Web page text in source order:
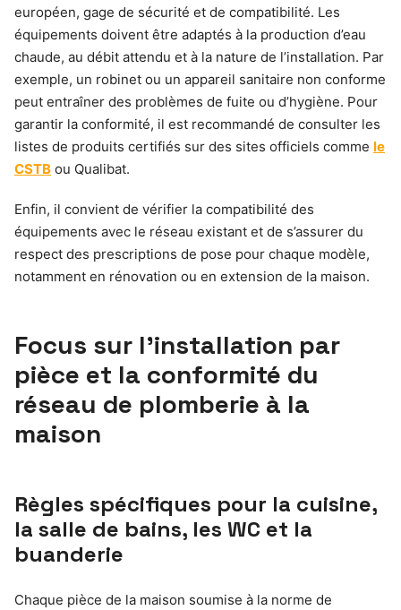
européen, gage de sécurité et de compatibilité. Les
équipements doivent être adaptés à la production d’eau
chaude, au débit attendu et à la nature de l’installation. Par
exemple, un robinet ou un appareil sanitaire non conforme
peut entraîner des problèmes de fuite ou d’hygiène. Pour
garantir la conformité, il est recommandé de consulter les
listes de produits certifiés sur des sites officiels comme le
CSTB ou Qualibat.
Enfin, il convient de vérifier la compatibilité des
équipements avec le réseau existant et de s’assurer du
respect des prescriptions de pose pour chaque modèle,
notamment en rénovation ou en extension de la maison.
Focus sur l’installation par
pièce et la conformité du
réseau de plomberie à la
maison
Règles spécifiques pour la cuisine,
la salle de bains, les WC et la
buanderie
Chaque pièce de la maison soumise à la norme de